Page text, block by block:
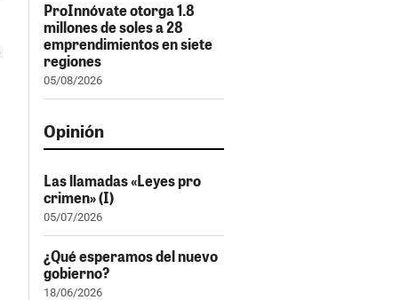
ProInnóvate otorga 1.8
millones de soles a 28
emprendimientos en siete
regiones
05/08/2026
Opinión
Las llamadas «Leyes pro
crimen» (I)
05/07/2026
¿Qué esperamos del nuevo
gobierno?
18/06/2026